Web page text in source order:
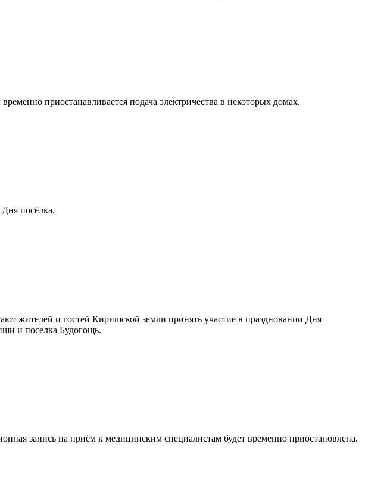
приостанавливается подача электричества в некоторых домах.
посёлка.
жителей и гостей Киришской земли принять участие в праздновании Дня
и поселка Будогощь.
запись на приём к медицинским специалистам будет временно приостановлена.